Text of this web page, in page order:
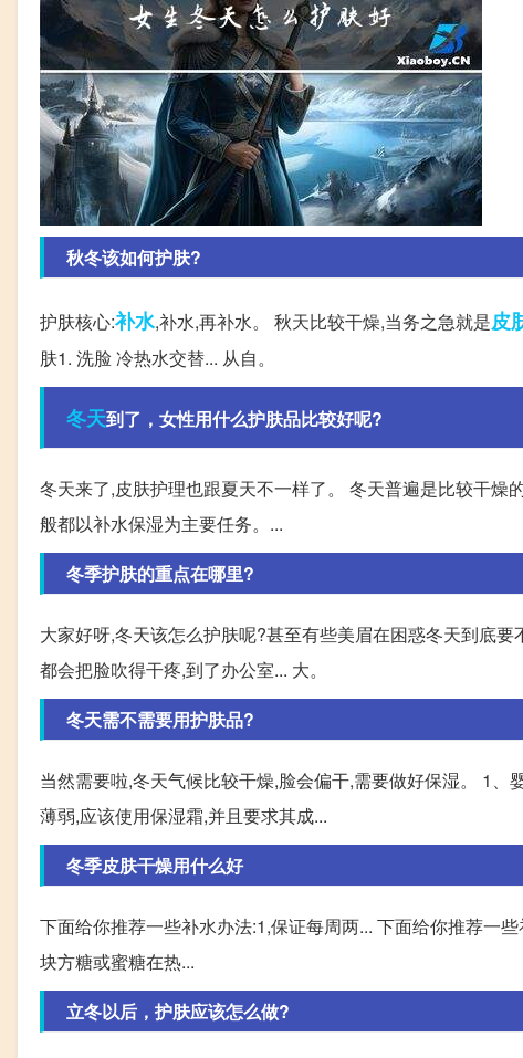
秋冬该如何护肤?
护肤核心:补水,补水,再补水。 秋天比较干燥,当务之急就是皮
肤1. 洗脸 冷热水交替... 从自。
冬天到了，女性用什么护肤品比较好呢?
冬天来了,皮肤护理也跟夏天不一样了。 冬天普遍是比较干
般都以补水保湿为主要任务。...
冬季护肤的重点在哪里?
大家好呀,冬天该怎么护肤呢?甚至有些美眉在困惑冬天到底
都会把脸吹得干疼,到了办公室... 大。
冬天需不需要用护肤品?
当然需要啦,冬天气候比较干燥,脸会偏干,需要做好保湿。 1
薄弱,应该使用保湿霜,并且要求其成...
冬季皮肤干燥用什么好
下面给你推荐一些补水办法:1,保证每周两... 下面给你推荐一
块方糖或蜜糖在热...
立冬以后，护肤应该怎么做?